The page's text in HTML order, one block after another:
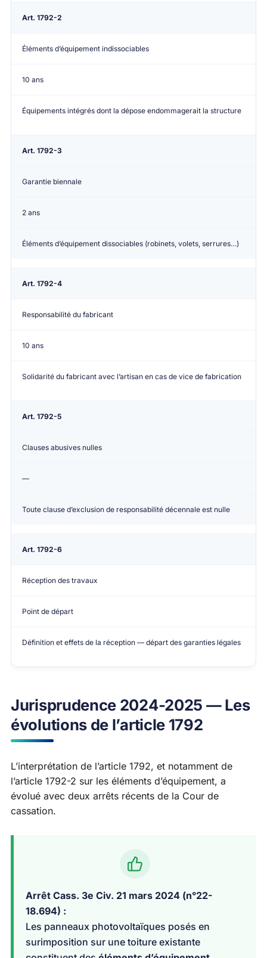
Art. 1792-2
Éléments d’équipement indissociables
10 ans
Équipements intégrés dont la dépose endommagerait la structure
Art. 1792-3
Garantie biennale
2 ans
Éléments d’équipement dissociables (robinets, volets, serrures…)
Art. 1792-4
Responsabilité du fabricant
10 ans
Solidarité du fabricant avec l’artisan en cas de vice de fabrication
Art. 1792-5
Clauses abusives nulles
—
Toute clause d’exclusion de responsabilité décennale est nulle
Art. 1792-6
Réception des travaux
Point de départ
Définition et effets de la réception — départ des garanties légales
Jurisprudence 2024-2025 — Les
évolutions de l’article 1792
L’interprétation de l’article 1792, et notamment de
l’article 1792-2 sur les éléments d’équipement, a
évolué avec deux arrêts récents de la Cour de
cassation.
Arrêt Cass. 3e Civ. 21 mars 2024 (n°22-
18.694) :
Les panneaux photovoltaïques posés en
surimposition sur une toiture existante